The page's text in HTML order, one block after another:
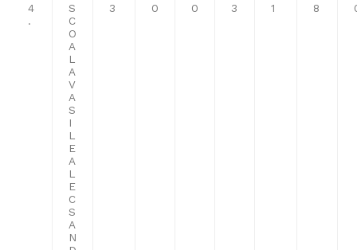
4
.
S
C
O
A
L
A
V
A
S
I
L
E
A
L
E
C
S
A
N
3 0 0 3 1 8